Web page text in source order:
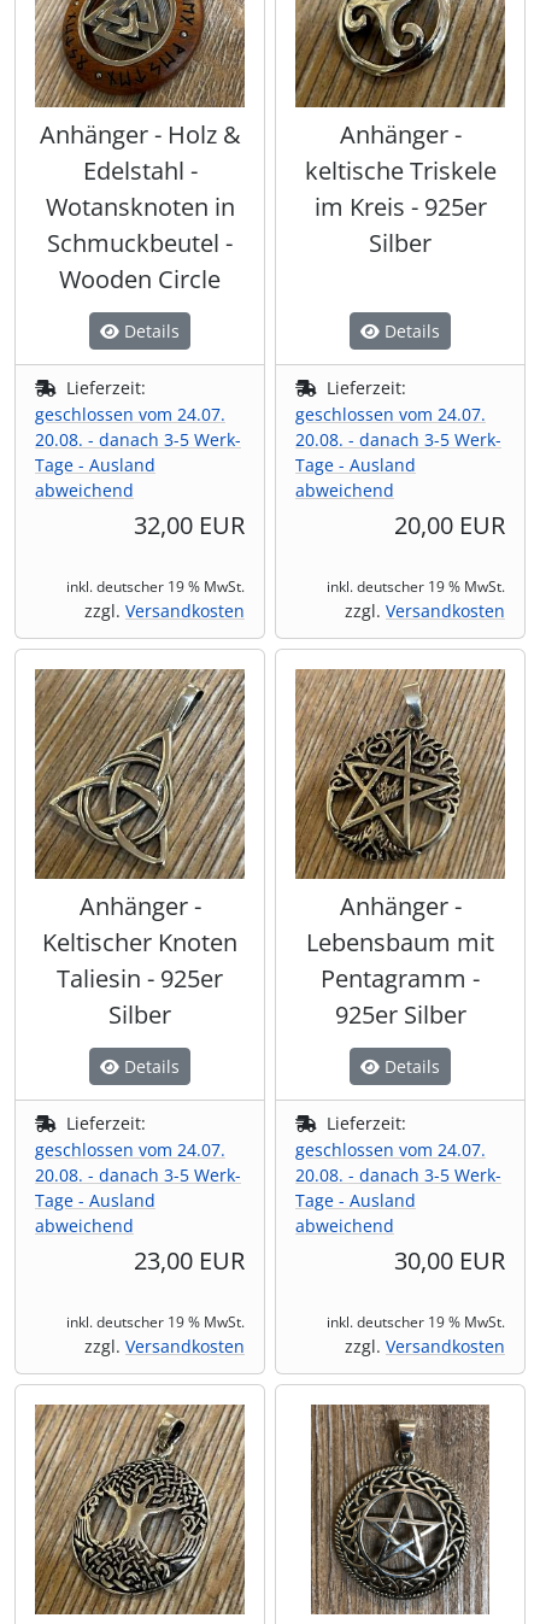
Anhänger - Holz &
Edelstahl -
Wotansknoten in
Schmuckbeutel -
Wooden Circle
Details
Lieferzeit:
geschlossen vom 24.07.
20.08. - danach 3-5 Werk-
Tage - Ausland
abweichend
32,00 EUR
inkl. deutscher 19 % MwSt.
zzgl. Versandkosten
Anhänger -
keltische Triskele
im Kreis - 925er
Silber
Details
Lieferzeit:
geschlossen vom 24.07.
20.08. - danach 3-5 Werk-
Tage - Ausland
abweichend
20,00 EUR
inkl. deutscher 19 % MwSt.
zzgl. Versandkosten
Anhänger -
Keltischer Knoten
Taliesin - 925er
Silber
Details
Lieferzeit:
geschlossen vom 24.07.
20.08. - danach 3-5 Werk-
Tage - Ausland
abweichend
23,00 EUR
inkl. deutscher 19 % MwSt.
zzgl. Versandkosten
Anhänger -
Lebensbaum mit
Pentagramm -
925er Silber
Details
Lieferzeit:
geschlossen vom 24.07.
20.08. - danach 3-5 Werk-
Tage - Ausland
abweichend
30,00 EUR
inkl. deutscher 19 % MwSt.
zzgl. Versandkosten